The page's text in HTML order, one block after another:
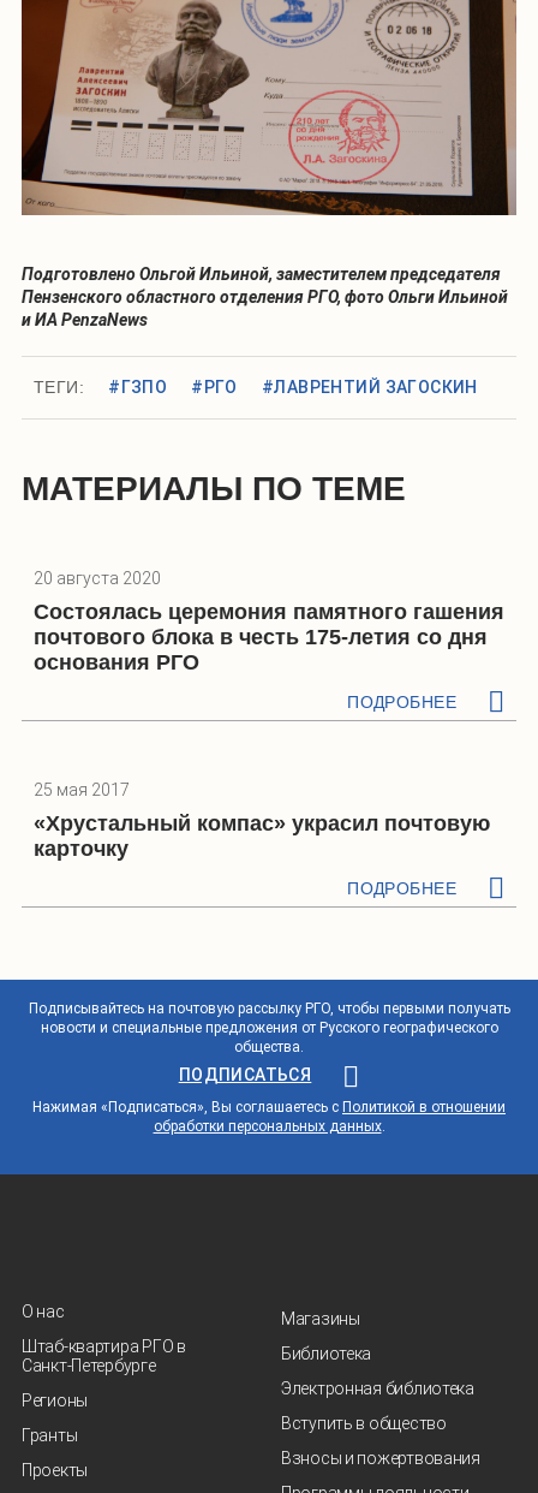
Подготовлено Ольгой Ильиной, заместителем председателя
Пензенского областного отделения РГО, фото Ольги Ильиной
и ИА PenzaNews
ТЕГИ: #ГЗПО #РГО #ЛАВРЕНТИЙ ЗАГОСКИН
МАТЕРИАЛЫ ПО ТЕМЕ
20 августа 2020
Состоялась церемония памятного гашения
почтового блока в честь 175-летия со дня
основания РГО
ПОДРОБНЕЕ
25 мая 2017
«Хрустальный компас» украсил почтовую
карточку
ПОДРОБНЕЕ
Подписывайтесь на почтовую рассылку РГО, чтобы первыми получать
новости и специальные предложения от Русского географического
общества.
ПОДПИСАТЬСЯ
Нажимая «Подписаться», Вы соглашаетесь с Политикой в отношении
обработки персональных данных.
О нас
Штаб-квартира РГО в
Санкт‑Петербурге
Регионы
Гранты
Проекты
Магазины
Библиотека
Электронная библиотека
Вступить в общество
Взносы и пожертвования